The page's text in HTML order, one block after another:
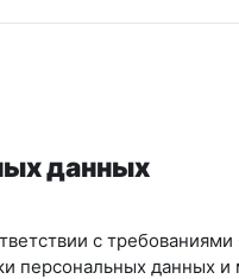
данных
с
персональных данных